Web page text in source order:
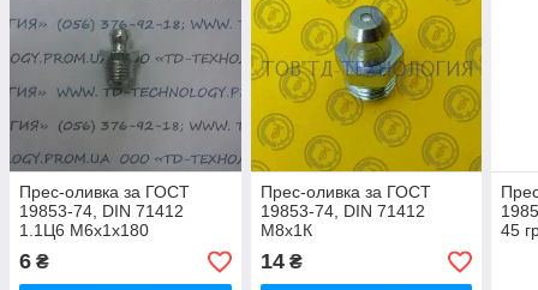
Прес-оливка за ГОСТ
19853-74, DIN 71412
1.1Ц6 М6х1х180
6 ₴
Прес-оливка за ГОСТ
19853-74, DIN 71412
М8х1К
14₴
45